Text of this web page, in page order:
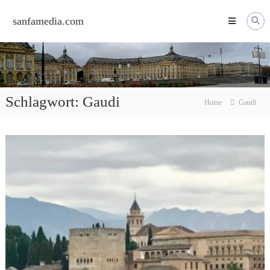
sanfamedia.com
Schlagwort: Gaudi Home Gaudi